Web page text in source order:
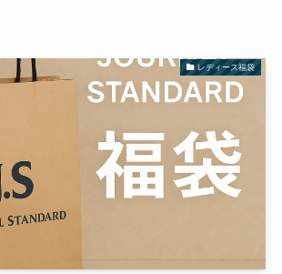
レディース福袋